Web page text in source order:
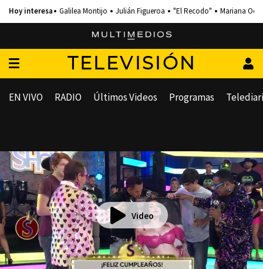
Galilea Montijo Julián Figueroa "El Recodo" Mariana
TELEVISIÓN
EN VIVO RADIO Últimos Videos Programas
Video